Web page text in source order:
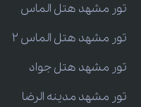
تور مشهد هتل الماس
تور مشهد هتل الماس 2
تور مشهد هتل جواد
تور مشهد مدینه الرضا